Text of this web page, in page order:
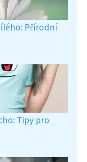
Přírodní
Tipy pro